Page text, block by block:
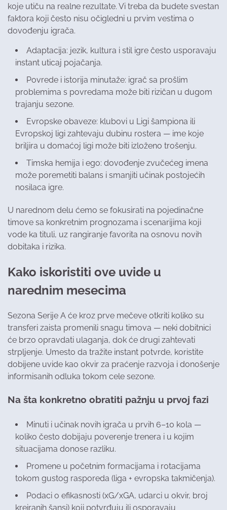
koje utiču na realne rezultate. Vi treba da budete svestan
faktora koji često nisu očigledni u prvim vestima o
dovođenju igrača.
Adaptacija: jezik, kultura i stil igre često usporavaju
instant uticaj pojačanja.
Povrede i istorija minutaže: igrač sa prošlim
problemima s povredama može biti rizičan u dugom
trajanju sezone.
Evropske obaveze: klubovi u Ligi šampiona ili
Evropskoj ligi zahtevaju dubinu rostera — ime koje
briljira u domaćoj ligi može biti izloženo trošenju.
Timska hemija i ego: dovođenje zvučećeg imena
može poremetiti balans i smanjiti učinak postojećih
nosilaca igre.
U narednom delu ćemo se fokusirati na pojedinačne
timove sa konkretnim prognozama i scenarijima koji
vode ka tituli, uz rangiranje favorita na osnovu novih
dobitaka i rizika.
Kako iskoristiti ove uvide u
narednim mesecima
Sezona Serije A će kroz prve mečeve otkriti koliko su
transferi zaista promenili snagu timova — neki dobitnici
će brzo opravdati ulaganja, dok će drugi zahtevati
strpljenje. Umesto da tražite instant potvrde, koristite
dobijene uvide kao okvir za praćenje razvoja i donošenje
informisanih odluka tokom cele sezone.
Na šta konkretno obratiti pažnju u prvoj fazi
Minuti i učinak novih igrača u prvih 6–10 kola —
koliko često dobijaju poverenje trenera i u kojim
situacijama donose razliku.
Promene u početnim formacijama i rotacijama
tokom gustog rasporeda (liga + evropska takmičenja).
Podaci o efikasnosti (xG/xGA, udarci u okvir, broj
kreiranih šansi) koji potvrđuju ili osporavaju